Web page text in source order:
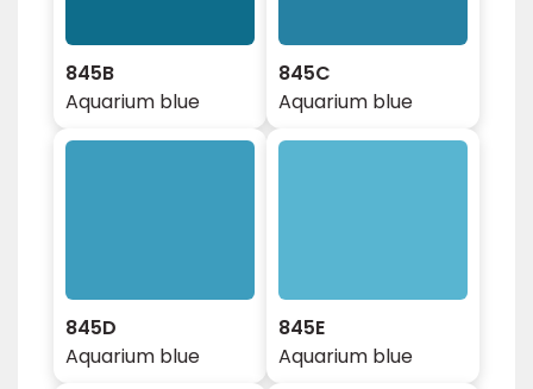
845B
Aquarium blue
845C
Aquarium blue
845D
Aquarium blue
845E
Aquarium blue